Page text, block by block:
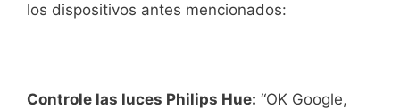
los dispositivos antes mencionados:
Controle las luces Philips Hue: “OK Google,